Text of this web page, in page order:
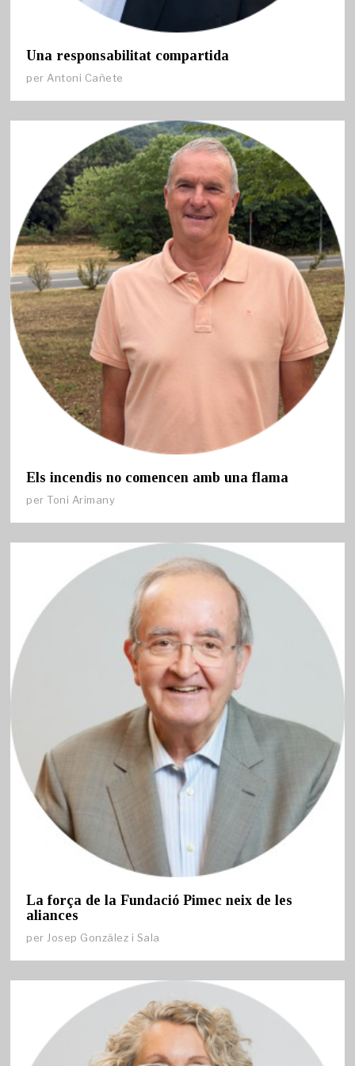
Una responsabilitat compartida
per Antoni Cañete
Els incendis no comencen amb una flama
per Toni Arimany
La força de la Fundació Pimec neix de les
aliances
per Josep González i Sala